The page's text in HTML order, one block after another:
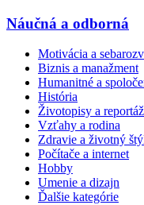
Náučná a odborná
Motivácia a
Biznis a manažment
Humanitné a
História
Životopisy a
Vzťahy a rodina
Zdravie a životný
Počítače a internet
Hobby
Umenie a dizajn
Ďalšie kategórie